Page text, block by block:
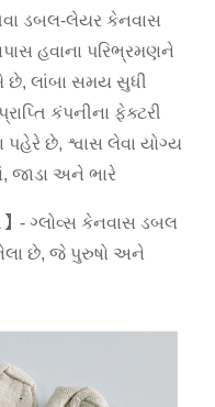
ડબલ-લેયર કેનવાસ
હવાના પરિભ્રમણને
છે, લાંબા સમય સુધી
કંપનીના ફેક્ટરી
પહેરે છે, શ્વાસ લેવા યોગ્ય
જાડા અને ભારે
- ગ્લોવ્સ કેનવાસ ડબલ
છે, જે પુરુષો અને